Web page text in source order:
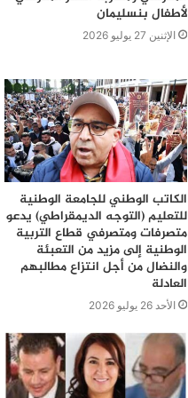
لأطفال بنسليمان
الإثنين 27 يوليو 2026
الكاتب الوطني للجامعة الوطنية
للتعليم (التوجه الديمقراطي) يدعو
متصرفات ومتصرفي قطاع التربية
الوطنية إلى مزيد من التعبئة
والنضال من أجل انتزاع مطالبهم
العادلة
الأحد 26 يوليو 2026